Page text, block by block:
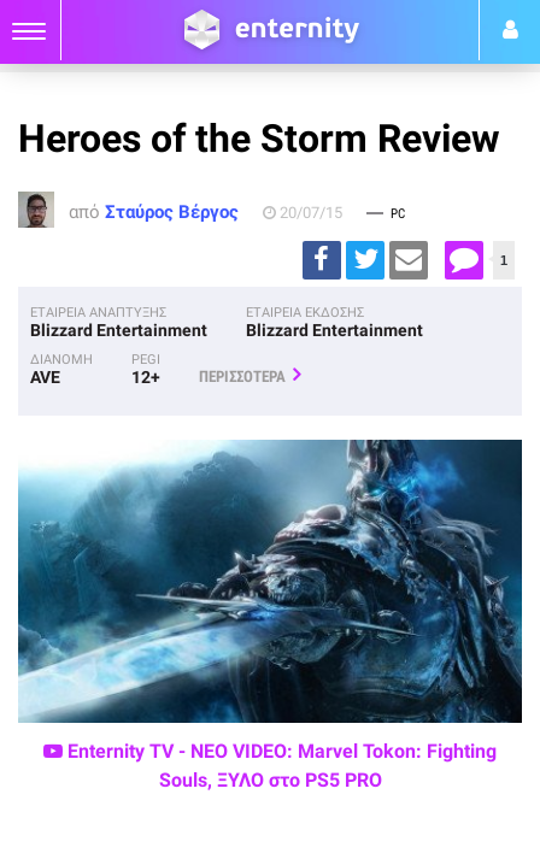
Heroes of the Storm Review
από Σταύρος Βέργος 20/07/15 PC
1
ΕΤΑΙΡΕΙΑ ΑΝΑΠΤΥΞΗΣ
Blizzard Entertainment
ΕΤΑΙΡΕΙΑ ΕΚΔΟΣΗΣ
Blizzard Entertainment
ΔΙΑΝΟΜΗ
AVE
PEGI
12+ ΠΕΡΙΣΣΟΤΕΡΑ
Enternity TV - ΝΕΟ VIDEO: Marvel Tokon: Fighting
Souls, ΞΥΛΟ στο PS5 PRO